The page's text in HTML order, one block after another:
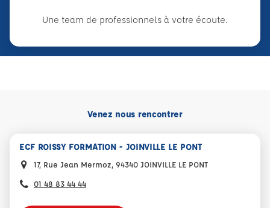
Une team de professionnels à votre écoute.
Venez nous rencontrer
ECF ROISSY FORMATION - JOINVILLE LE PONT
17, Rue Jean Mermoz, 94340 JOINVILLE LE PONT
01 48 83 44 44